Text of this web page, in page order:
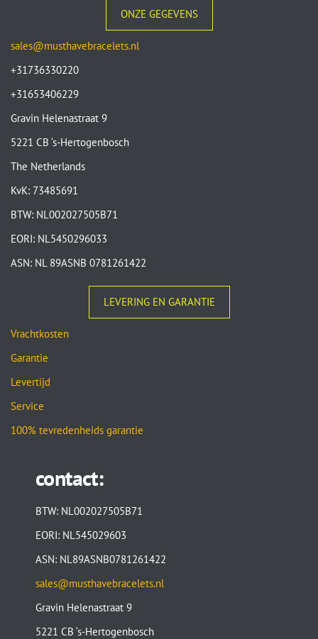
ONZE GEGEVENS
sales@musthavebracelets.nl
+31736330220
+31653406229
Gravin Helenastraat 9
5221 CB ‘s-Hertogenbosch
The Netherlands
KvK: 73485691
BTW: NL002027505B71
EORI: NL5450296033
ASN: NL 89ASNB 0781261422
LEVERING EN GARANTIE
Vrachtkosten
Garantie
Levertijd
Service
100% tevredenheids garantie
contact:
BTW: NL002027505B71
EORI: NL545029603
ASN: NL89ASNB0781261422
sales@musthavebracelets.nl
Gravin Helenastraat 9
5221 CB ‘s-Hertogenbosch